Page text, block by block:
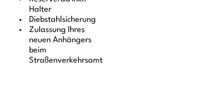
Halter
Diebstahlsicherung
Zulassung Ihres
neuen Anhängers
beim
Straßenverkehrsamt